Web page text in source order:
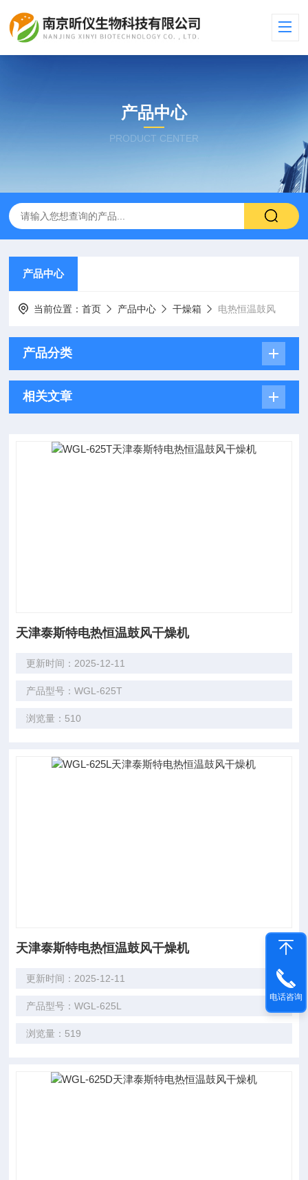
产品中心
PRODUCT CENTER
产品中心
当前位置：首页 产品中心 干燥箱 电热恒温鼓风
产品分类
相关文章
天津泰斯特电热恒温鼓风干燥机
更新时间：2025-12-11
产品型号：WGL-625T
浏览量：510
天津泰斯特电热恒温鼓风干燥机
更新时间：2025-12-11
产品型号：WGL-625L
浏览量：519
电话咨询